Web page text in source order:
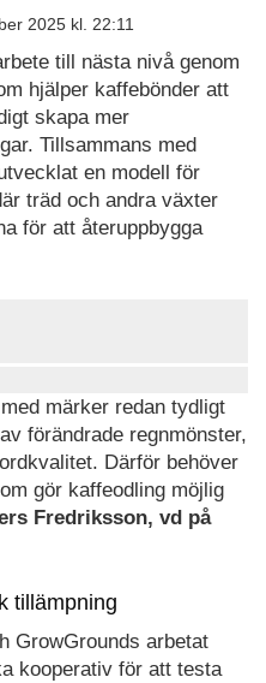
2025 kl. 22:11
till nästa nivå genom
hjälper kaffebönder att
skapa mer
Tillsammans med
en modell för
träd och andra växter
för att återuppbygga
märker redan tydligt
förändrade regnmönster,
Därför behöver
gör kaffeodling möjlig
Fredriksson, vd på
tillämpning
GrowGrounds arbetat
kooperativ för att testa